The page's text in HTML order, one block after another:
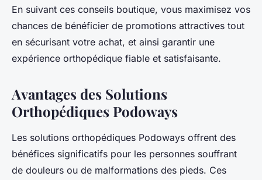
En suivant ces conseils boutique, vous maximisez vos
chances de bénéficier de promotions attractives tout
en sécurisant votre achat, et ainsi garantir une
expérience orthopédique fiable et satisfaisante.
Avantages des Solutions
Orthopédiques Podoways
Les solutions orthopédiques Podoways offrent des
bénéfices significatifs pour les personnes souffrant
de douleurs ou de malformations des pieds. Ces